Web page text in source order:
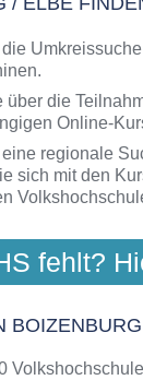
über die
Online-
regionale
sich mit den
fehlt?